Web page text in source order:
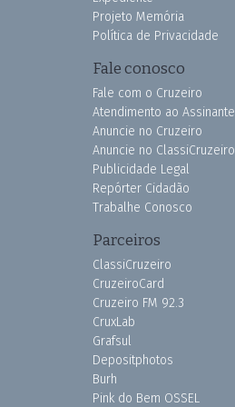
Projeto Memória
Política de Privacidade
Fale conosco
Fale com o Cruzeiro
Atendimento ao Assinante
Anuncie no Cruzeiro
Anuncie no ClassiCruzeiro
Publicidade Legal
Repórter Cidadão
Trabalhe Conosco
Parceiros
ClassiCruzeiro
CruzeiroCard
Cruzeiro FM 92.3
CruxLab
Grafsul
Depositphotos
Burh
Pink do Bem OSSEL